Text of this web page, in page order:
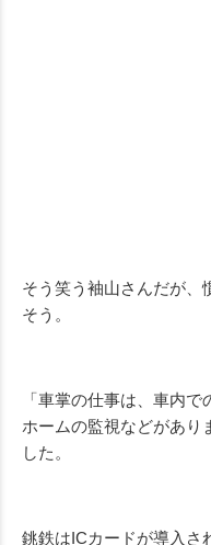
そう笑う袖山さんだが、
そう。
「車掌の仕事は、車内で
ホームの監視などがあり
した。
銚鉄はICカードが導入さ